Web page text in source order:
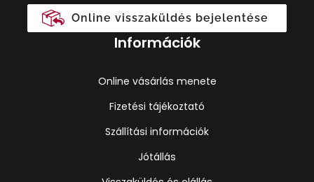
Online visszaküldés bejelentése
Információk
Online vásárlás menete
Fizetési tájékoztató
Szállítási információk
Jótállás